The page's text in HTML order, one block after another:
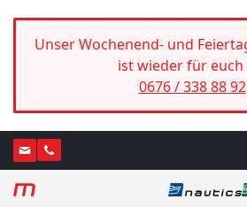
Unser Wochenend- und
ist wieder für euch
0676 / 338 88 92